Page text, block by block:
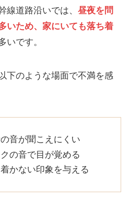
線道路沿いでは、 昼夜を問
いため、家にいても落ち着
いです。
下のような場面で不満を感
音が聞こえにくい
の音で目が覚める
かない印象を与える